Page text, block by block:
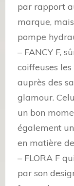
par rapport
marque,
pompe
– FANCY F,
coiffeuses
auprès des
glamour.
un bon
également
en matière
– FLORA F
par son